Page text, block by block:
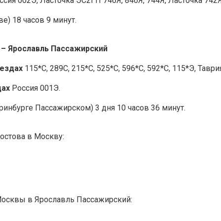
18 часов 9 минут.
Ярославль Пассажирский
115*С, 289С, 215*С, 525*С, 596*С, 592*С, 115*Э,
Россия 001Э.
Пассажирском) 3 дня 10 часов 36 минут.
в Москву:
в Ярославль Пассажирский: